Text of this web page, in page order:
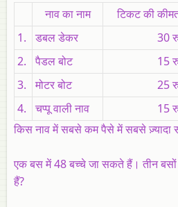
नाव का नाम
टिकट की
1.
डबल डेकर 30
2.
पैडल बोट 15
3.
मोटर बोट 25
4.
चप्पू वाली नाव 15
किस नाव में सबसे कम पैसे में सबसे ज़्यादा
एक बस में 48 बच्चे जा सकते हैं। तीन
हैं?